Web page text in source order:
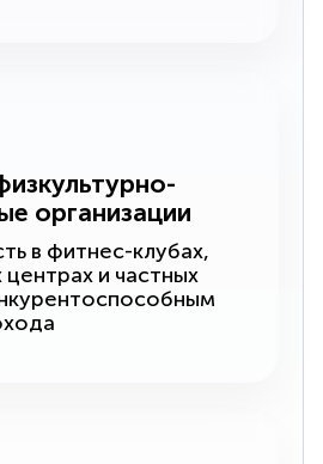
организации
в фитнес-клубах,
и частных